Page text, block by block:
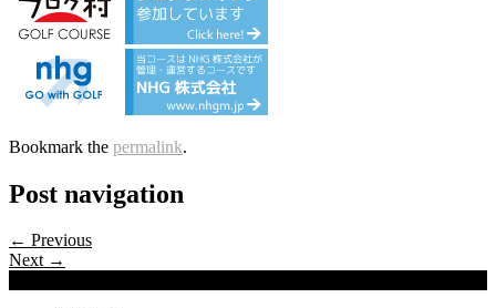
Bookmark the permalink.
Post navigation
← Previous
Next →